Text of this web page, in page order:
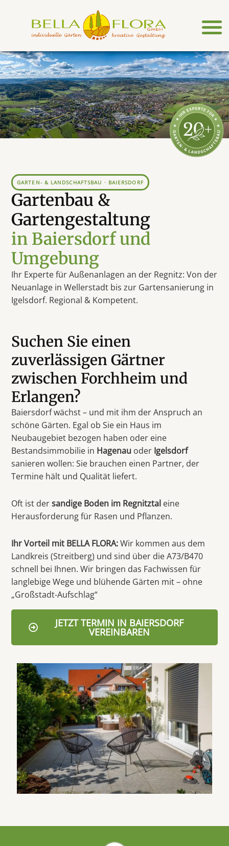
springen
GARTEN- & LANDSCHAFTSBAU · BAIERSDORF
Gartenbau &
Gartengestaltung
in Baiersdorf und
Umgebung
Ihr Experte für Außenanlagen an der Regnitz: Von der
Neuanlage in Wellerstadt bis zur Gartensanierung in
Igelsdorf. Regional & Kompetent.
Suchen Sie einen
zuverlässigen Gärtner
zwischen Forchheim und
Erlangen?
Baiersdorf wächst – und mit ihm der Anspruch an
schöne Gärten. Egal ob Sie ein Haus im
Neubaugebiet bezogen haben oder eine
Bestandsimmobilie in Hagenau oder Igelsdorf
sanieren wollen: Sie brauchen einen Partner, der
Termine hält und Qualität liefert.
Oft ist dersandige Boden im Regnitztal eine
Herausforderung für Rasen und Pflanzen.
Ihr Vorteil mit BELLA FLORA:Wir kommen aus dem
Landkreis (Streitberg) und sind über die A73/B470
schnell bei Ihnen. Wir bringen das Fachwissen für
langlebige Wege und blühende Gärten mit – ohne
„Großstadt-Aufschlag“
JETZT TERMIN IN BAIERSDORF
VEREINBAREN